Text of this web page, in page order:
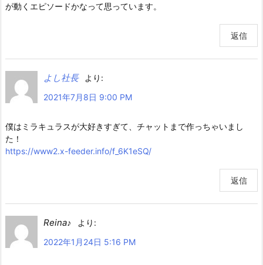
が動くエピソードかなって思っています。
返信
よし社長
より:
2021年7月8日 9:00 PM
僕はミラキュラスが大好きすぎて、チャットまで作っちゃいまし
た！
https://www2.x-feeder.info/f_6K1eSQ/
返信
Reina♪
より:
2022年1月24日 5:16 PM